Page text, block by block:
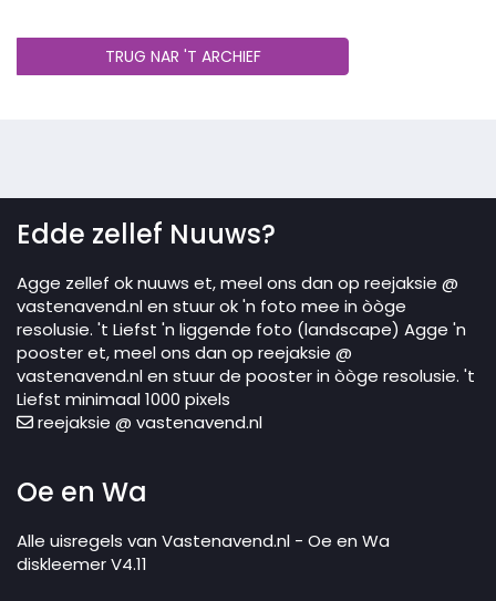
TRUG NAR 'T ARCHIEF
Edde zellef Nuuws?
Agge zellef ok nuuws et, meel ons dan op reejaksie @
vastenavend.nl en stuur ok 'n foto mee in òòge
resolusie. 't Liefst 'n liggende foto (landscape) Agge 'n
pooster et, meel ons dan op reejaksie @
vastenavend.nl en stuur de pooster in òòge resolusie. 't
Liefst minimaal 1000 pixels
reejaksie @ vastenavend.nl
Oe en Wa
Alle uisregels van Vastenavend.nl - Oe en Wa
diskleemer V4.11